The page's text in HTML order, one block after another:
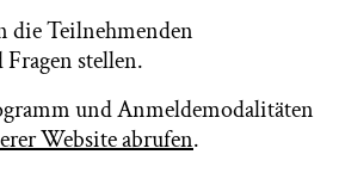
Teilnehmenden
stellen.
und Anmeldemodalitäten
Website abrufen.